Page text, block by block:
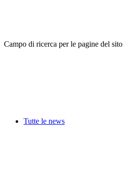
Campo di ricerca per le pagine del sito
Tutte le news